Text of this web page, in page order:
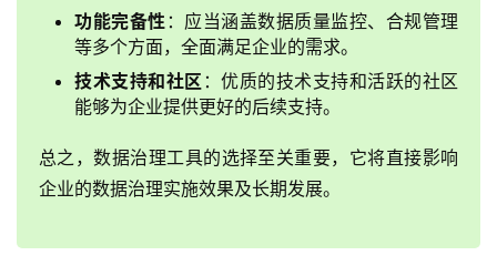
功能完备性 ：应当涵盖数据质量监控、合规管理
等多个方面，全面满足企业的需求。
技术支持和社区 ：优质的技术支持和活跃的社区
能够为企业提供更好的后续支持。
总之，数据治理工具的选择至关重要，它将直接影响
企业的数据治理实施效果及长期发展。